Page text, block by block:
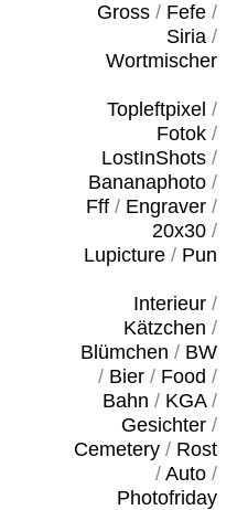
Gross/ Fefe/
Siria/
Wortmischer
Topleftpixel /
Fotok/
LostInShots/
Bananaphoto/
Fff/ Engraver/
20x30/
Lupicture/ Pun
Interieur/
Kätzchen /
Blümchen / BW
/ Bier/ Food /
Bahn / KGA/
Gesichter/
Cemetery/ Rost
/ Auto/
Photofriday